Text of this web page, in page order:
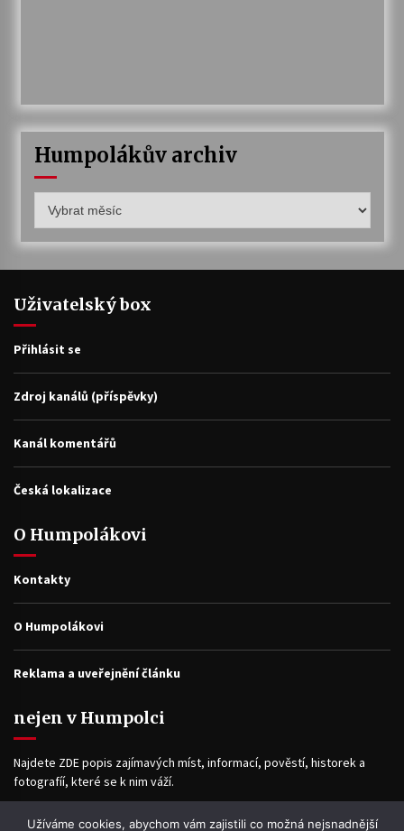
Humpolákův archiv
archiv
Uživatelský box
Přihlásit se
Zdroj kanálů (příspěvky)
Kanál komentářů
Česká lokalizace
O Humpolákovi
Kontakty
O Humpolákovi
Reklama a uveřejnění článku
nejen v Humpolci
Najdete ZDE popis zajímavých míst, informací, pověstí, historek a
fotografíí, které se k nim váží.
Užíváme cookies, abychom vám zajistili co možná nejsnadnější